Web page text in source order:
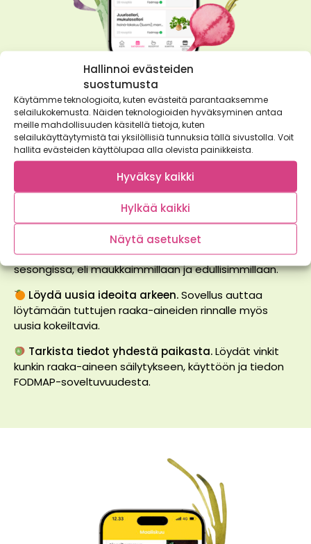
Hallinnoi evästeiden
suostumusta
Käytämme teknologioita, kuten evästeitä parantaaksemme
selailukokemusta. Näiden teknologioiden hyväksyminen antaa
meille mahdollisuuden käsitellä tietoja, kuten
selailukäyttäytymistä tai yksilöllisiä tunnuksia tällä sivustolla. Voit
hallita evästeiden käyttölupaa alla olevista painikkeista.
Hyväksy kaikki
Hylkää kaikki
Näytä asetukset
Pidä Satokausikalenteri®
kätevästi mukanasi
Taskussa kulkeva Satokausikalenteri® helpottaa
arjen valintoja: ruokakaupassa voit tarkistaa
yhdellä silmäyksellä, mitä kannattaa ostaa juuri
Suunnittele ostokset vaivatta.Näet helposti,
mitkä kasvikset, hedelmät, marjat, sienet ja kalat ovat
sesongissa, eli maukkaimmillaan ja edullisimmillaan.
Löydä uusia ideoita arkeen.Sovellus auttaa
löytämään tuttujen raaka-aineiden rinnalle myös
uusia kokeiltavia.
Tarkista tiedot yhdestä paikasta.Löydät vinkit
kunkin raaka-aineen säilytykseen, käyttöön ja tiedon
FODMAP-soveltuvuudesta.